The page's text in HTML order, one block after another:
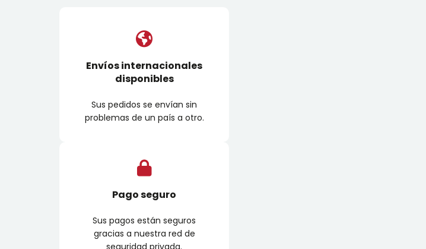
Envíos internacionales
disponibles
Sus pedidos se envían sin
problemas de un país a otro.
Pago seguro
Sus pagos están seguros
gracias a nuestra red de